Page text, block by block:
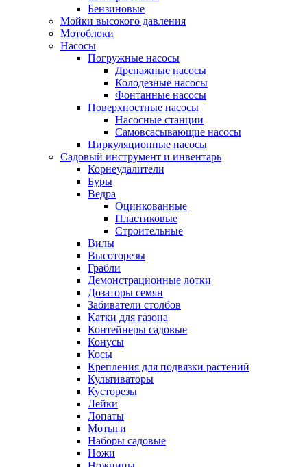
Бензиновые
Мойки высокого давления
Мотоблоки
Насосы
Погружные насосы
Дренажные насосы
Колодезные насосы
Фонтанные насосы
Поверхностные насосы
Насосные станции
Самовсасывающие насосы
Циркуляционные насосы
Садовый инструмент и инвентарь
Корнеудалители
Буры
Ведра
Оцинкованные
Пластиковые
Строительные
Вилы
Высоторезы
Грабли
Демонстрационные лотки
Дозаторы семян
Забиватели столбов
Катки для газона
Контейнеры садовые
Конусы
Косы
Крепления для подвязки растений
Культиваторы
Кусторезы
Лейки
Лопаты
Мотыги
Наборы садовые
Ножи